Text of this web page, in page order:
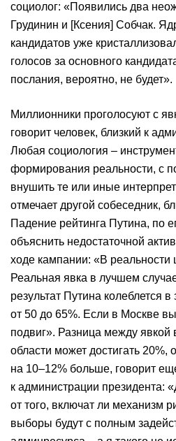
социолог: «Появились два
Грудинин и [Ксения] Собчак.
кандидатов уже
голосов за основного
послания, вероятно, не будет».
Миллионники проголосуют с
говорит человек, близкий к
Любая социология –
формирования реальности, с
внушить те или иные
отмечает другой собеседник,
Падение рейтинга Путина, по
объяснить недостаточной
ходе кампании: «В
Реальная явка в лучшем
результат Путина колеблется
от 50 до 65%. Если в Москве
подвиг». Разница между явкой
области может достигать 20%,
на 10–12% больше, говорит
к администрации президента:
от того, включат ли механизм
выборы будут с полным